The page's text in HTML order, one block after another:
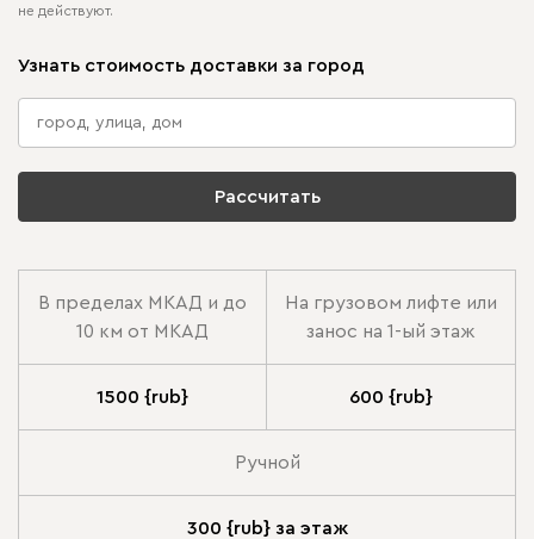
не действуют.
Узнать стоимость доставки за город
Рассчитать
В пределах МКАД и до
10 км от МКАД
На грузовом лифте или
занос на 1-ый этаж
1500 {rub} 600 {rub}
Ручной
300 {rub} за этаж